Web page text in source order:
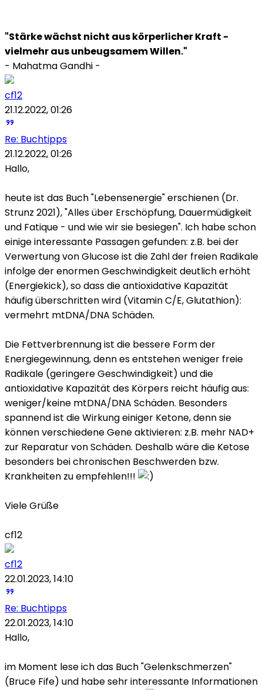
"Stärke wächst nicht aus körperlicher Kraft -
vielmehr aus unbeugsamem Willen."
- Mahatma Gandhi -
cf12
21.12.2022, 01:26
Re: Buchtipps
21.12.2022, 01:26
Hallo,
heute ist das Buch "Lebensenergie" erschienen (Dr.
Strunz 2021), "Alles über Erschöpfung, Dauermüdigkeit
und Fatique - und wie wir sie besiegen". Ich habe schon
einige interessante Passagen gefunden: z.B. bei der
Verwertung von Glucose ist die Zahl der freien Radikale
infolge der enormen Geschwindigkeit deutlich erhöht
(Energiekick), so dass die antioxidative Kapazität
häufig überschritten wird (Vitamin C/E, Glutathion):
vermehrt mtDNA/DNA Schäden.
Die Fettverbrennung ist die bessere Form der
Energiegewinnung, denn es entstehen weniger freie
Radikale (geringere Geschwindigkeit) und die
antioxidative Kapazität des Körpers reicht häufig aus:
weniger/keine mtDNA/DNA Schäden. Besonders
spannend ist die Wirkung einiger Ketone, denn sie
können verschiedene Gene aktivieren: z.B. mehr NAD+
zur Reparatur von Schäden. Deshalb wäre die Ketose
besonders bei chronischen Beschwerden bzw.
Krankheiten zu empfehlen!!!
Viele Grüße
cf12
cf12
22.01.2023, 14:10
Re: Buchtipps
22.01.2023, 14:10
Hallo,
im Moment lese ich das Buch "Gelenkschmerzen"
(Bruce Fife) und habe sehr interessante Informationen